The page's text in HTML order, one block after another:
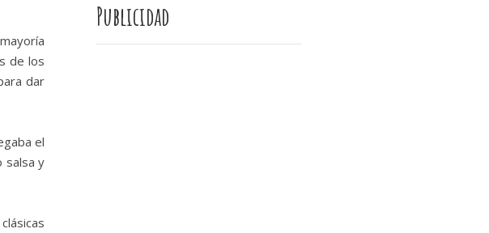
de los
dar
el
salsa y
Publicidad